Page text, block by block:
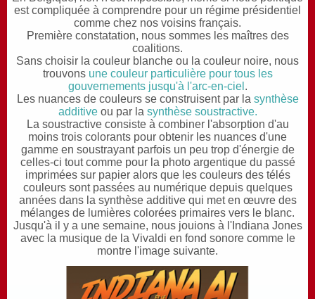
est compliquée à comprendre pour un régime présidentiel
comme chez nos voisins français.
Première constatation, nous sommes les maîtres des
coalitions.
Sans choisir la couleur blanche ou la couleur noire, nous
trouvons une couleur particulière pour tous les
gouvernements jusqu'à l'arc-en-ciel .
Les nuances de couleurs se construisent par la synthèse
additiveou par la synthèse soustractive.
La soustractive consiste à combiner l'absorption d'au
moins trois colorants pour obtenir les nuances d'une
gamme en soustrayant parfois un peu trop d'énergie de
celles-ci tout comme pour la photo argentique du passé
imprimées sur papier alors que les couleurs des télés
couleurs sont passées au numérique depuis quelques
années dans la synthèse additive qui met en œuvre des
mélanges de lumières colorées primaires vers le blanc.
Jusqu'à il y a une semaine, nous jouions à l'Indiana Jones
avec la musique de la Vivaldi en fond sonore comme le
montre l'image suivante.